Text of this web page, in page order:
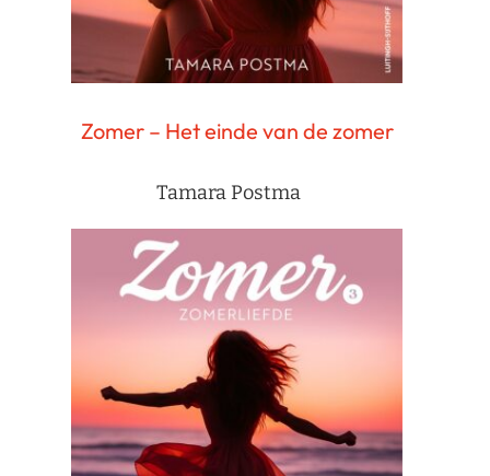
Zomer – Het einde van de zomer
Tamara Postma